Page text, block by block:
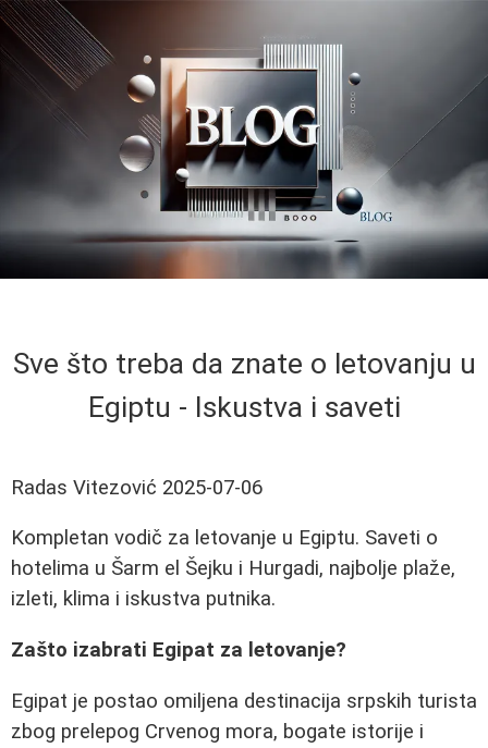
Sve što treba da znate o letovanju u
Egiptu - Iskustva i saveti
Radas Vitezović 2025-07-06
Kompletan vodič za letovanje u Egiptu. Saveti o
hotelima u Šarm el Šejku i Hurgadi, najbolje plaže,
izleti, klima i iskustva putnika.
Zašto izabrati Egipat za letovanje?
Egipat je postao omiljena destinacija srpskih turista
zbog prelepog Crvenog mora, bogate istorije i